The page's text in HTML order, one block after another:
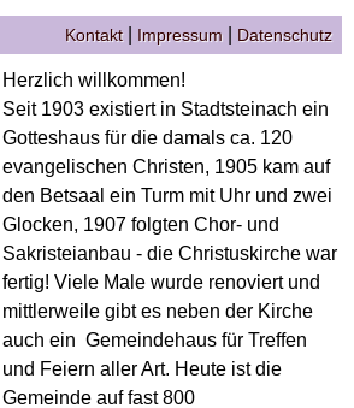
Kontakt| Impressum Datenschutz
Herzlich willkommen!
Seit 1903 existiert in Stadtsteinach ein
Gotteshaus für die damals ca. 120
evangelischen Christen, 1905 kam auf
den Betsaal ein Turm mit Uhr und zwei
Glocken, 1907 folgten Chor- und
Sakristeianbau - die Christuskirche war
fertig! Viele Male wurde renoviert und
mittlerweile gibt es neben der Kirche
auch ein Gemeindehaus für Treffen
und Feiern aller Art. Heute ist die
Gemeinde auf fast 800